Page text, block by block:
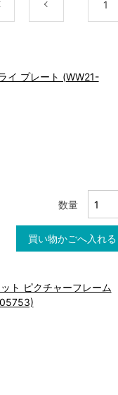
1
イ プレート (WW21-
数量
買い物かごへ入れる
ト ピクチャーフレーム